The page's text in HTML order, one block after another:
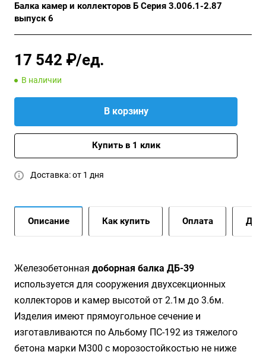
Балка камер и коллекторов Б Серия 3.006.1-2.87
выпуск 6
17 542 ₽/ед.
В наличии
В корзину
Купить в 1 клик
Доставка: от 1 дня
Описание Как купить Оплата
Железобетонная доборная балка ДБ-39
используется для сооружения двухсекционных
коллекторов и камер высотой от 2.1м до 3.6м.
Изделия имеют прямоугольное сечение и
изготавливаются по Альбому ПС-192 из тяжелого
бетона марки М300 с морозостойкостью не ниже